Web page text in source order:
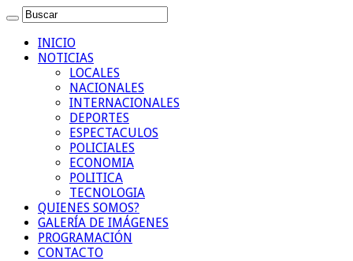
INICIO
NOTICIAS
LOCALES
NACIONALES
INTERNACIONALES
DEPORTES
ESPECTACULOS
POLICIALES
ECONOMIA
POLITICA
TECNOLOGIA
QUIENES SOMOS?
GALERÍA DE IMÁGENES
PROGRAMACIÓN
CONTACTO